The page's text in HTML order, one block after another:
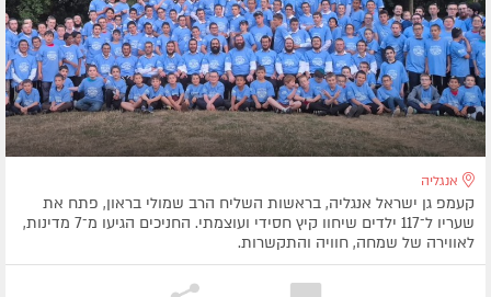
אנגליה
קעמפ גן ישראל אנגליה, בראשות השליח הרב שמולי בראון, פתח את
שעריו ל־117 ילדים שיחוו קיץ חסידי ועוצמתי. החניכים הגיעו מ־7 מדינות,
לאווירה של שמחה, חוויה והתקשרות.